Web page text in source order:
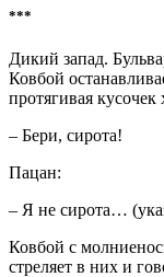
***
Дикий запад.
Ковбой
протягивая кусочек
– Бери, сирота!
Пацан:
– Я не сирота…
Ковбой с
стреляет в них и